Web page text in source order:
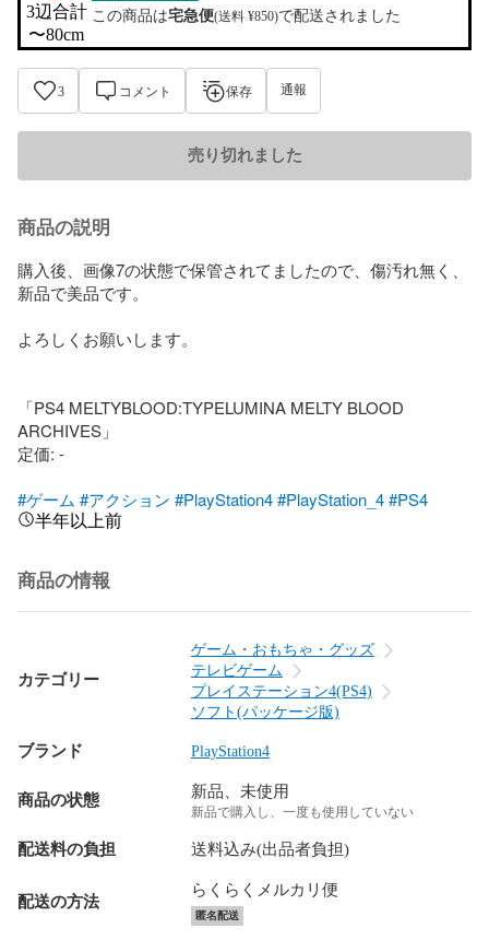
3辺合計
〜80cm
この商品は宅急便(送料 ¥850)で配送されました
3 コメント 保存 通報
売り切れました
商品の説明
購入後、画像7の状態で保管されてましたので、傷汚れ無く、
新品で美品です。
よろしくお願いします。
「PS4 MELTYBLOOD:TYPELUMINA MELTY BLOOD
ARCHIVES」
定価: -
#ゲーム #アクション #PlayStation4#PlayStation_4#PS4
半年以上前
商品の情報
カテゴリー
ゲーム・おもちゃ・グッズ
テレビゲーム
プレイステーション4(PS4)
ソフト(パッケージ版)
ブランド PlayStation4
商品の状態 新品、未使用
新品で購入し、一度も使用していない
配送料の負担 送料込み(出品者負担)
配送の方法
らくらくメルカリ便
匿名配送